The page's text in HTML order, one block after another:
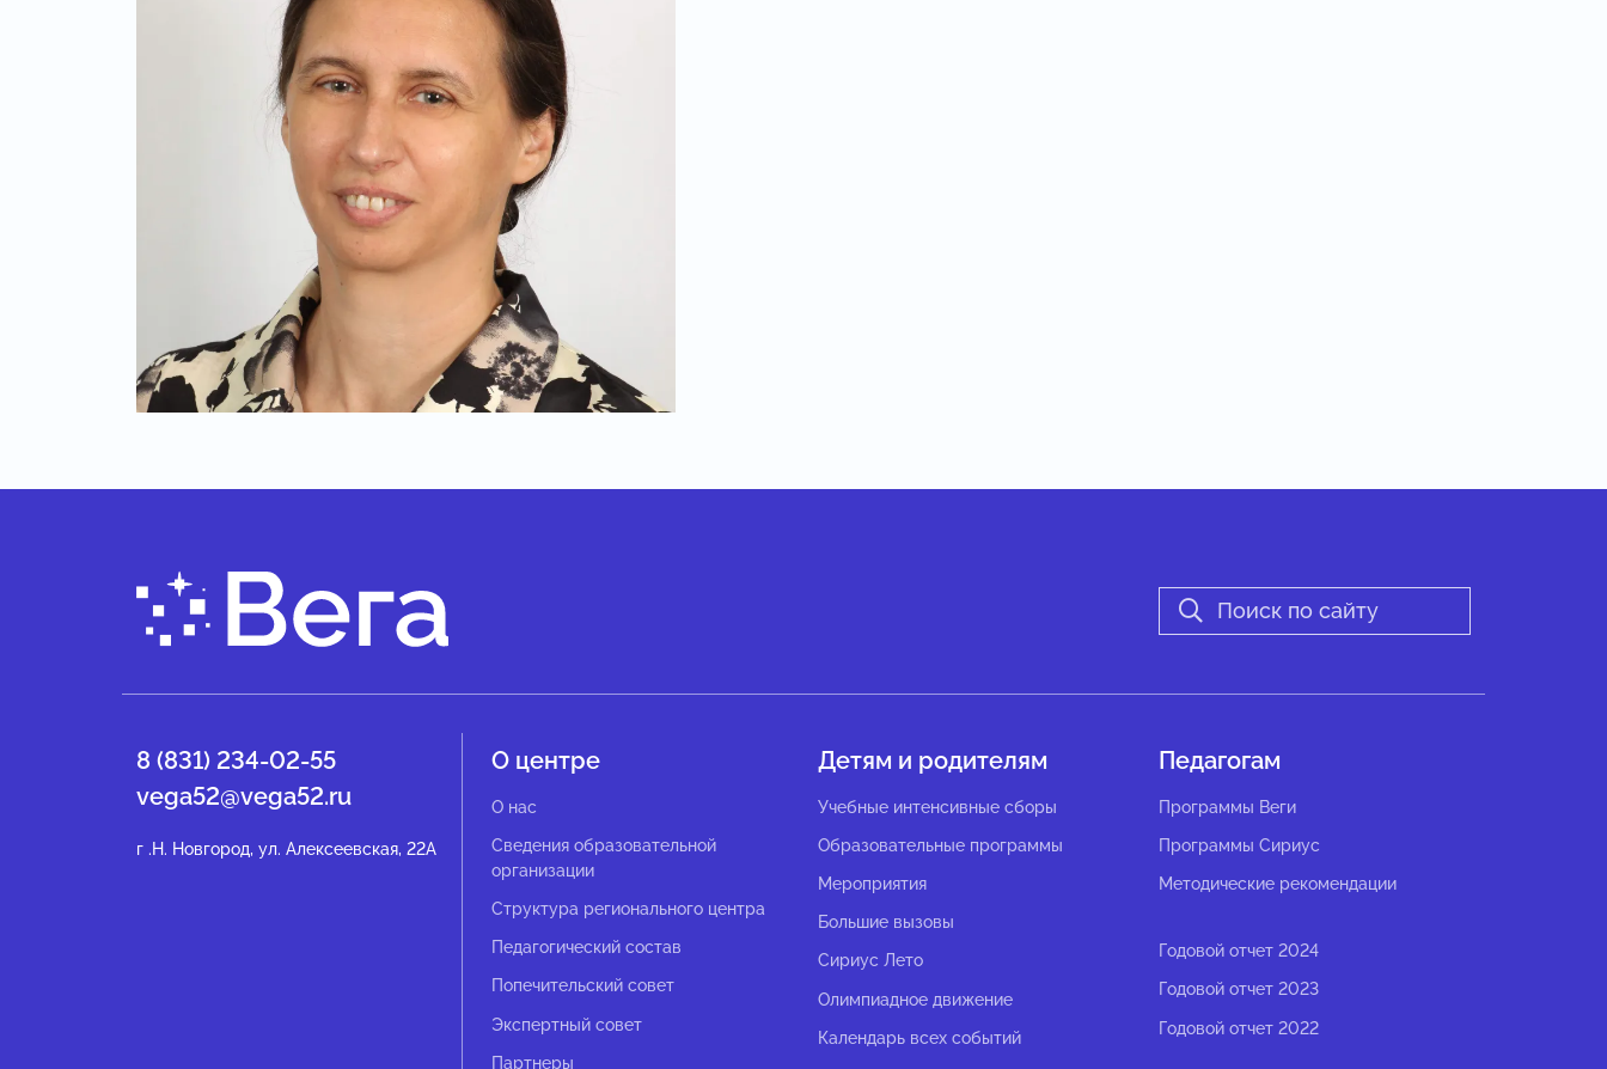
8 (831) 234-02-55
vega52@vega52.ru
г .Н. Новгород, ул. Алексеевская, 22А
О центре
О нас
Сведения образовательной
организации
Структура регионального центра
Педагогический состав
Попечительский совет
Экспертный совет
Партнеры
Детям и родителям
Учебные интенсивные сборы
Образовательные программы
Мероприятия
Большие вызовы
Сириус Лето
Олимпиадное движение
Календарь всех событий
Педагогам
Программы Веги
Программы Сириус
Методические рекомендации
Годовой отчет 2024
Годовой отчет 2023
Годовой отчет 2022